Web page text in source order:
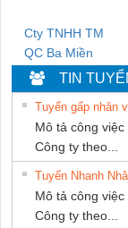
Cty TNHH TM
QC Ba Miền
TIN
Tuyển gấp nhân
Mô tả công
Công ty theo...
Tuyển Nhanh
Mô tả công
Công ty theo...